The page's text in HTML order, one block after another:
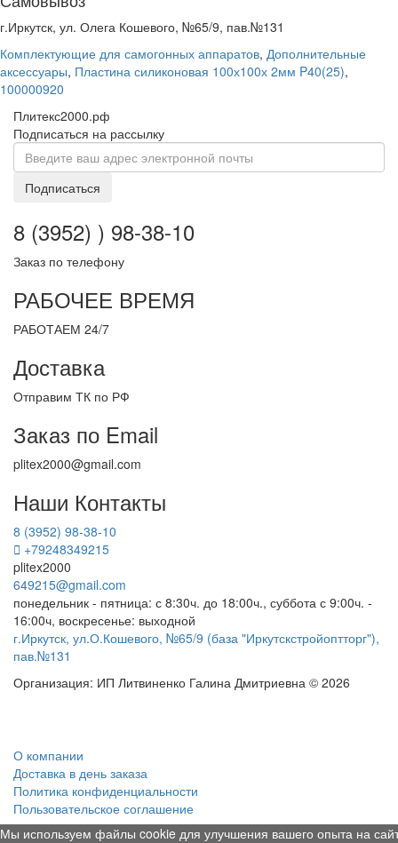
Мы используем файлы cookie для улучшения вашего опыта на
г.Иркутск, ул. Олега Кошевого, №65/9, пав.№131
Комплектующие для самогонных аппаратов, Дополнительные
аксессуары, Пластина силиконовая 100х100х 2мм P40(25),
100000920
Плитекс2000.рф
Подписаться на рассылку
Подписаться
8 (3952) ) 98-38-10
Заказ по телефону
РАБОЧЕЕ ВРЕМЯ
РАБОТАЕМ 24/7
Доставка
Отправим ТК по РФ
Заказ по Email
plitex2000@gmail.com
Наши Контакты
8 (3952) 98-38-10
+79248349215
plitex2000
649215@gmail.com
понедельник - пятница: с 8:30ч. до 18:00ч., суббота с 9:00ч. -
16:00ч, воскресенье: выходной
г.Иркутск, ул.О.Кошевого, №65/9 (база "Иркутскстройоптторг"),
пав.№131
Организация: ИП Литвиненко Галина Дмитриевна © 2026
О компании
Доставка в день заказа
Политика конфиденциальности
Пользовательское соглашение